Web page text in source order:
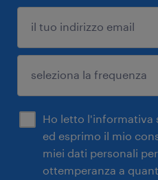
Ho letto l'informativa
ed esprimo il mio
miei dati personali
ottemperanza a